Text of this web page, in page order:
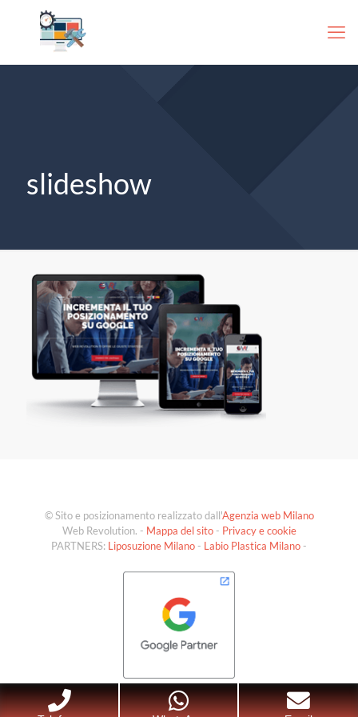
slideshow
© Sito e posizionamento realizzato dall'Agenzia web Milano
Web Revolution. - Mappa del sito- Privacy e cookie
PARTNERS: Liposuzione Milano- Labio Plastica Milano-